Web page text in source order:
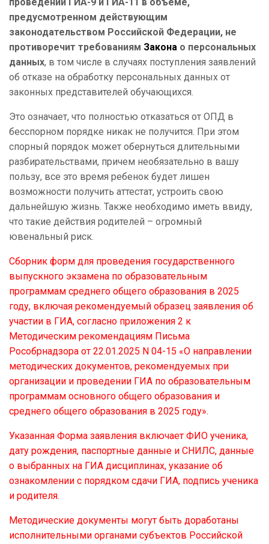
предусмотренном действующим
законодательством Российской Федерации, не
противоречит требованиям Закона о персональных
данных, в том числе в случаях поступления заявлений
об отказе на обработку персональных данных от
законных представителей обучающихся.
Это означает, что полностью отказаться от ОПД в
бесспорном порядке никак не получится. При этом
спорный порядок может обернуться длительными
разбирательствами, причем необязательно в вашу
пользу, все это время ребенок будет лишен
возможности получить аттестат, устроить свою
дальнейшую жизнь. Также необходимо иметь ввиду,
что такие действия родителей – огромный
ювенальный риск.
Сборник форм для проведения государственного
выпускного экзамена по образовательным
программам среднего общего образования в 2025
году, включая рекомендуемый образец заявления об
участии в ГИА, согласно приложения 2 к
Методическим рекомендациям Письма
Рособрнадзора от 22.01.2025 N 04-15 «О направлении
методических документов, рекомендуемых при
организации и проведении ГИА по образовательным
программам основного общего образования и
среднего общего образования в 2025 году».
Указанная Форма заявления включает ФИО ученика,
дату рождения, паспортные данные и СНИЛС, данные
о выбранных на ГИА дисциплинах, указание об
ознакомлении с порядком сдачи ГИА, подпись ученика
и родителя.
Методические документы могут быть доработаны
исполнительными органами субъектов Российской